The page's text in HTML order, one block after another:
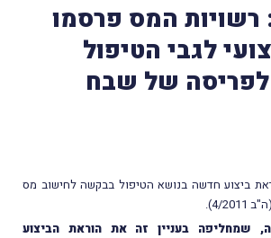
רשויות המס פרסמו
לגבי הטיפול
של שבח
ביצוע חדשה בנושא הטיפול בבקשה לחישוב מס
שמחליפה בעניין זה את הוראת הביצוע